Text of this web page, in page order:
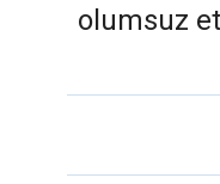
olumsuz